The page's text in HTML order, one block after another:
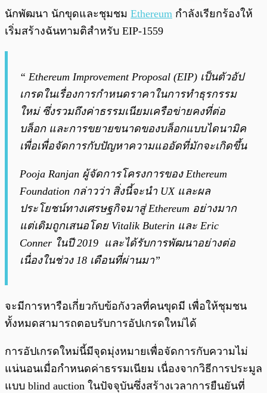
พร้อมเล่น 0:00 /0:00
นักพัฒนา นักขุดและชุมชม Ethereum กำลังเรียกร้องให้
เริ่มสร้างฉันทามติสำหรับ EIP-1559
“ Ethereum Improvement Proposal (EIP) เป็นตัวอัป
เกรดในเรื่องการกำหนดราคาในการทำธุรกรรม
ใหม่ ซึ่งรวมถึงค่าธรรมเนียมเครือข่ายคงที่ต่อ
บล็อก และการขยายขนาดของบล็อกแบบไดนามิค
เพื่อเพื่อจัดการกับปัญหาความแออัดที่มักจะเกิดขึ้น
Pooja Ranjan ผู้จัดการโครงการของ Ethereum
Foundation กล่าวว่า สิ่งนี้จะนำ UX และผล
ประโยชน์ทางเศรษฐกิจมาสู่ Ethereum อย่างมาก
แต่เดิมถูกเสนอโดย Vitalik Buterin และ Eric
Conner ในปี 2019 และได้รับการพัฒนาอย่างต่อ
เนื่องในช่วง 18 เดือนที่ผ่านมา”
จะมีการหารือเกี่ยวกับข้อกังวลที่คนขุดมี เพื่อให้ชุมชน
ทั้งหมดสามารถตอบรับการอัปเกรดใหม่ได้
การอัปเกรดใหม่นี้มีจุดมุ่งหมายเพื่อจัดการกับความไม่
แน่นอนเมื่อกำหนดค่าธรรมเนียม เนื่องจากวิธีการประมูล
แบบ blind auction ในปัจจุบันซึ่งสร้างเวลาการยืนยันที่